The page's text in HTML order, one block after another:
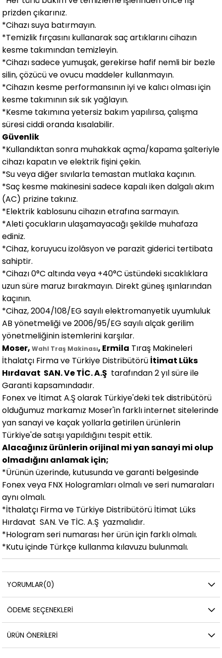
prizden çıkarınız.
*Cihazı suya batırmayın.
*Temizlik fırçasını kullanarak saç artıklarını cihazın
kesme takımından temizleyin.
*Cihazı sadece yumuşak, gerekirse hafif nemli bir bezle
silin, çözücü ve ovucu maddeler kullanmayın.
*Cihazın kesme performansının iyi ve kalıcı olması için
kesme takımının sık sık yağlayın.
*Kesme takımına yetersiz bakım yapılırsa, çalışma
süresi ciddi oranda kısalabilir.
Güvenlik
*Kullandıktan sonra muhakkak açma/kapama şalteriyle
cihazı kapatın ve elektrik fişini çekin.
*Su veya diğer sıvılarla temastan mutlaka kaçının.
*Saç kesme makinesini sadece kapalı iken dalgalı akım
(AC) prizine takınız.
*Elektrik kablosunu cihazın etrafına sarmayın.
*Aleti çocukların ulaşamayacağı şekilde muhafaza
ediniz.
*Cihaz, koruyucu izolâsyon ve parazit giderici tertibata
sahiptir.
*Cihazı 0°C altında veya +40°C üstündeki sıcaklıklara
uzun süre maruz bırakmayın. Direkt güneş ışınlarından
kaçının.
*Cihaz, 2004/108/EG sayılı elektromanyetik uyumluluk
AB yönetmeliği ve 2006/95/EG sayılı alçak gerilim
yönetmeliğinin istemlerini karşılar.
Moser,Wahl Traş Makinası, Ermila Tıraş Makineleri
İthalatçı Firma ve Türkiye Distribütörü İtimat Lüks
Hırdavat SAN. Ve TİC. A.Ş tarafından 2 yıl süre ile
Garanti kapsamındadır.
Fonex ve İtimat A.Ş olarak Türkiye'deki tek distribütörü
olduğumuz markamız Moser'in farklı internet sitelerinde
yan sanayi ve kaçak yollarla getirilen ürünlerin
Türkiye'de satışı yapıldığını tespit ettik.
Alacağınız ürünlerin orijinal mi yan sanayi mi olup
olmadığını anlamak için;
*Ürünün üzerinde, kutusunda ve garanti belgesinde
Fonex veya FNX Hologramları olmalı ve seri numaraları
aynı olmalı.
*İthalatçı Firma ve Türkiye Distribütörü İtimat Lüks
Hırdavat SAN. Ve TİC. A.Ş yazmalıdır.
*Hologram seri numarası her ürün için farklı olmalı.
*Kutu içinde Türkçe kullanma kılavuzu bulunmalı.
YORUMLAR(0)
ÖDEME SEÇENEKLERI
ÜRÜN ÖNERILERI